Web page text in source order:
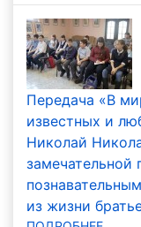
Передача «В
известных и
Николай
замечательной
из жизни